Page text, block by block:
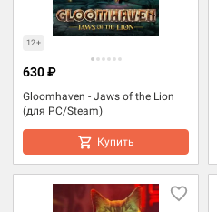
12+
Gloomhaven - Jaws of the Lion
(для PC/Steam)
630 ₽
Купить